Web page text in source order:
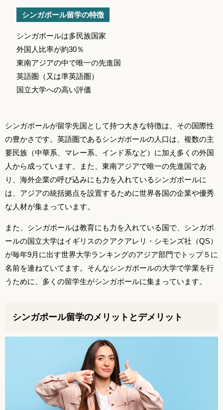
シンガポール留学の特徴
シンガポールは多民族国家
外国人比率が約30％
東南アジアの中で唯一の先進国
英語圏（又は準英語圏）
国立大学への高い評価
シンガポールが留学先国として持つ大きな特徴は、その国際性
の豊かさです。英語圏であるシンガポールの人口は、複数の主
要民族（中華系、マレー系、インド系など）に加え多くの外国
人から成っています。また、東南アジアで唯一の先進国であ
り、海外企業の呼び込みにも力を入れているシンガポールに
は、アジアの統括拠点を設置するために世界各国の企業や優秀
な人材が集まっています。
また、シンガポールは教育にも力を入れている国で、シンガポ
ールの国立大学はイギリスのクアクアレリ・シモンズ社（QS）
が毎年9月に出す世界大学ランキングのアジア部門でトップ５に
名前を連ねていてます。そんなシンガポールの大学で学業を行
うために、多くの留学生がシンガポールに集まっています。
シンガポール留学のメリットとデメリット